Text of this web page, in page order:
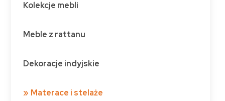
Kolekcje mebli
Meble z rattanu
Dekoracje indyjskie
Materace i stelaże